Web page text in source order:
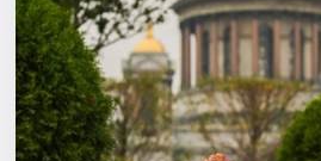
Квесты
Экскурсии
Спорт